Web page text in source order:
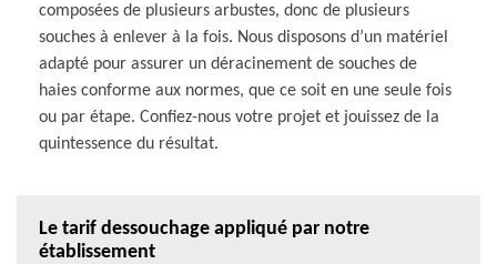
composées de plusieurs arbustes, donc de plusieurs
souches à enlever à la fois. Nous disposons d’un matériel
adapté pour assurer un déracinement de souches de
haies conforme aux normes, que ce soit en une seule fois
ou par étape. Confiez-nous votre projet et jouissez de la
quintessence du résultat.
Le tarif dessouchage appliqué par notre
établissement